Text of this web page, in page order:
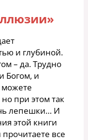
и глубиной.
– да. Трудно
Богом, и
но при этом так
лепешки… И
этой книги
все